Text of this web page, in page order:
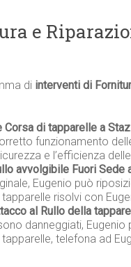
e
di interventi di
di tapparelle a
funzionamento
e l’efficienza
avvolgibile Fuori Sede
Eugenio può
risolvi con
al Rullo della
danneggiati, Eugenio
telefona ad